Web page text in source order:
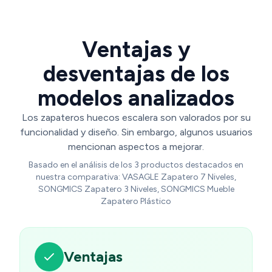
Ventajas y
desventajas de los
modelos analizados
Los zapateros huecos escalera son valorados por su
funcionalidad y diseño. Sin embargo, algunos usuarios
mencionan aspectos a mejorar.
Basado en el análisis de los 3 productos destacados en
nuestra comparativa: VASAGLE Zapatero 7 Niveles,
SONGMICS Zapatero 3 Niveles, SONGMICS Mueble
Zapatero Plástico
Ventajas